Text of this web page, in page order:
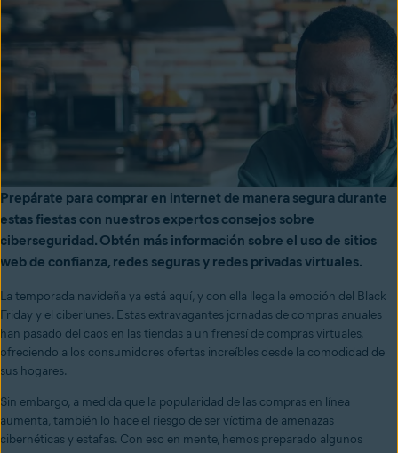
Prepárate para comprar en internet de manera segura durante
estas fiestas con nuestros expertos consejos sobre
ciberseguridad. Obtén más información sobre el uso de sitios
web de confianza, redes seguras y redes privadas virtuales.
La temporada navideña ya está aquí, y con ella llega la emoción del Black
Friday y el ciberlunes. Estas extravagantes jornadas de compras anuales
han pasado del caos en las tiendas a un frenesí de compras virtuales,
ofreciendo a los consumidores ofertas increíbles desde la comodidad de
sus hogares.
Sin embargo, a medida que la popularidad de las compras en línea
aumenta, también lo hace el riesgo de ser víctima de amenazas
cibernéticas y estafas. Con eso en mente, hemos preparado algunos